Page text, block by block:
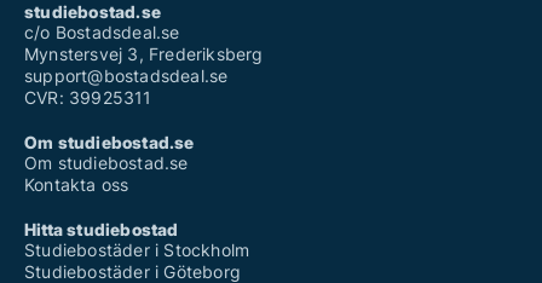
studiebostad.se
c/o Bostadsdeal.se
Mynstersvej 3, Frederiksberg
support@bostadsdeal.se
CVR: 39925311
Om studiebostad.se
Om studiebostad.se
Kontakta oss
Hitta studiebostad
Studiebostäder i Stockholm
Studiebostäder i Göteborg